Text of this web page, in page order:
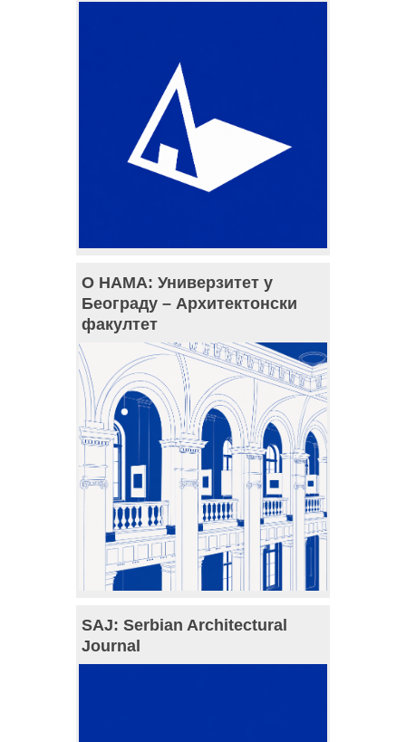
О НАМА: Универзитет у
Београду – Архитектонски
факултет
SAJ: Serbian Architectural
Journal